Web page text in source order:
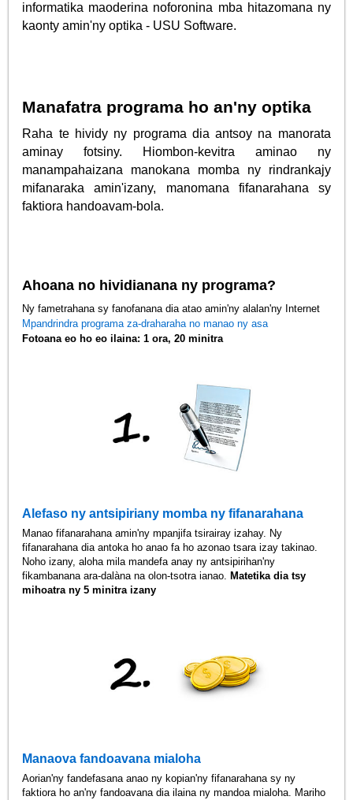
informatika maoderina noforonina mba hitazomana ny
kaonty amin'ny optika - USU Software.
Manafatra programa ho an'ny optika
Raha te hividy ny programa dia antsoy na manorata
aminay fotsiny. Hiombon-kevitra aminao ny
manampahaizana manokana momba ny rindrankajy
mifanaraka amin'izany, manomana fifanarahana sy
faktiora handoavam-bola.
Ahoana no hividianana ny programa?
Ny fametrahana sy fanofanana dia atao amin'ny alalan'ny Internet
Mpandrindra programa za-draharaha no manao ny asa
Fotoana eo ho eo ilaina: 1 ora, 20 minitra
Alefaso ny antsipiriany momba ny fifanarahana
Manao fifanarahana amin'ny mpanjifa tsirairay izahay. Ny
fifanarahana dia antoka ho anao fa ho azonao tsara izay takinao.
Noho izany, aloha mila mandefa anay ny antsipirihan'ny
fikambanana ara-dalàna na olon-tsotra ianao.
Matetika dia tsy
mihoatra ny 5 minitra izany
Manaova fandoavana mialoha
Aorian'ny fandefasana anao ny kopian'ny fifanarahana sy ny
faktiora ho an'ny fandoavana dia ilaina ny mandoa mialoha. Mariho